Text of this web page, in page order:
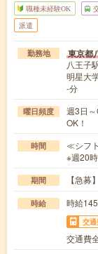
職種未経験OK
派遣
勤務地 東京都
八王子
明星大
-分
曜日頻度
週3日
OK！
時間
≪シフ
※週20
期間 【急
時給 時給
交
交通費